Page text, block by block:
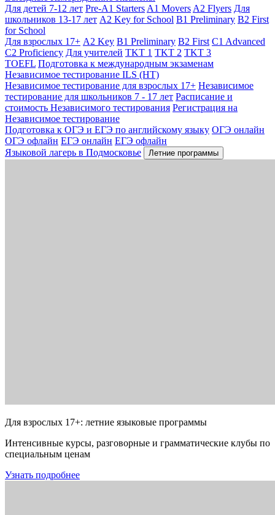
Для детей 7-12 лет Pre-A1 Starters A1 Movers A2 Flyers Для
школьников 13-17 лет A2 Key for School B1 Preliminary B2 First
for School
Для взрослых 17+ A2 Key B1 Preliminary B2 First C1 Advanced
C2 Proficiency Для учителей TKT 1 TKT 2 TKT 3
TOEFL Подготовка к международным экзаменам
Независимое тестирование ILS (НТ)
Независимое тестирование для взрослых 17+ Независимое
тестирование для школьников 7 - 17 лет Расписание и
стоимость Независимого тестирования Регистрация на
Независимое тестирование
Подготовка к ОГЭ и ЕГЭ по английскому языку ОГЭ онлайн
ОГЭ офлайн ЕГЭ онлайн ЕГЭ офлайн
Языковой лагерь в Подмосковье
Летние программы
Для взрослых 17+: летние языковые программы
Интенсивные курсы, разговорные и грамматические клубы по
специальным ценам
Узнать подробнее